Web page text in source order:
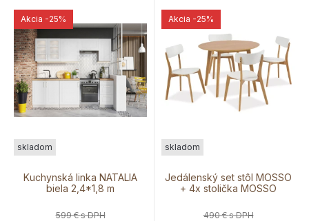
Kuchynská linka NATALIA
biela 2,4*1,8 m
Akcia -25%
skladom
599 €s DPH
Jedálenský set stôl MOSSO
+ 4x stolička MOSSO
Akcia -25%
skladom
490 €s DPH